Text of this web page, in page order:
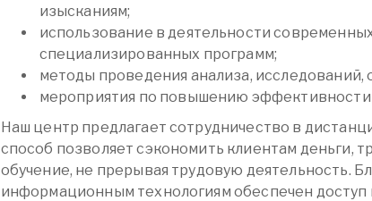
изысканиям;
использование в деятельности
специализированных программ;
методы проведения анализа, исследований,
мероприятия по повышению
Наш центр предлагает сотрудничество в
способ позволяет сэкономить клиентам деньги,
обучение, не прерывая трудовую деятельность.
информационным технологиям обеспечен доступ